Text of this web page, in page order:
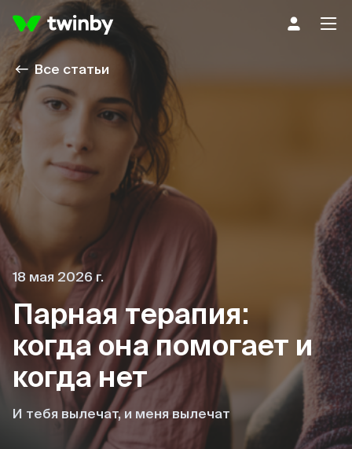
Все статьи
18 мая 2026 г.
Парная терапия:
когда она помогает и
когда нет
И тебя вылечат, и меня вылечат